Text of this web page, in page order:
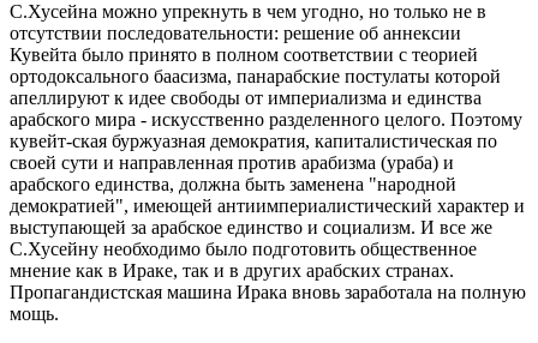
С.Хусейна можно упрекнуть в чем угодно, но только не в
отсутствии последовательности: решение об аннексии
Кувейта было принято в полном соответствии с теорией
ортодоксального баасизма, панарабские постулаты которой
апеллируют к идее свободы от империализма и единства
арабского мира - искусственно разделенного целого. Поэтому
кувейт-ская буржуазная демократия, капиталистическая по
своей сути и направленная против арабизма (ураба) и
арабского единства, должна быть заменена "народной
демократией", имеющей антиимпериалистический характер и
выступающей за арабское единство и социализм. И все же
С.Хусейну необходимо было подготовить общественное
мнение как в Ираке, так и в других арабских странах.
Пропагандистская машина Ирака вновь заработала на полную
мощь.